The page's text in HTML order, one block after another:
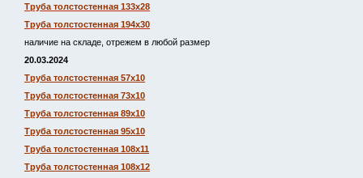
Труба толстостенная 133х28
Труба толстостенная 194х30
наличие на складе, отрежем в любой размер
20.03.2024
Труба толстостенная 57х10
Труба толстостенная 73х10
Труба толстостенная 89х10
Труба толстостенная 95х10
Труба толстостенная 108х11
Труба толстостенная 108х12